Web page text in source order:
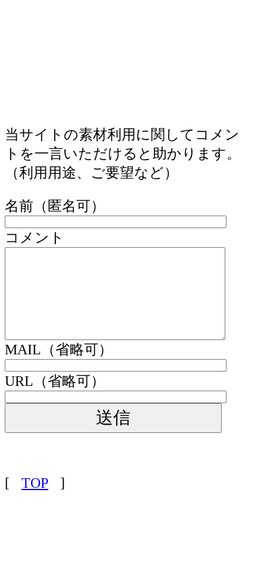
当サイトの素材利用に関してコメン
トを一言いただけると助かります。
（利用用途、ご要望など）
名前（匿名可）
コメント
MAIL（省略可）
URL（省略可）
[ TOP ]